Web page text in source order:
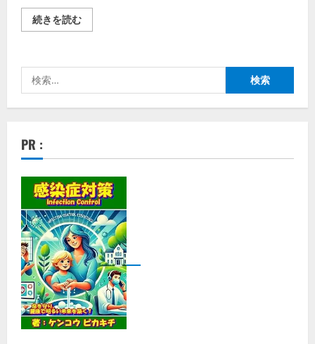
続きを読む「グ
ロ
ギ
極
め
を
覧
く
だ
さ
い
索:
PR :